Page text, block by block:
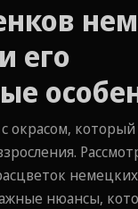
его
окрасом, который
нюансы,